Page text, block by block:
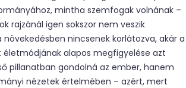
mintha szemfogak volnának –
rajzánál igen sokszor nem veszik
nincsenek korlátozva, akár a
életmódjának alapos megfigyelése azt
pillanatban gondolná az ember, hanem
nézetek értelmében – azért, mert